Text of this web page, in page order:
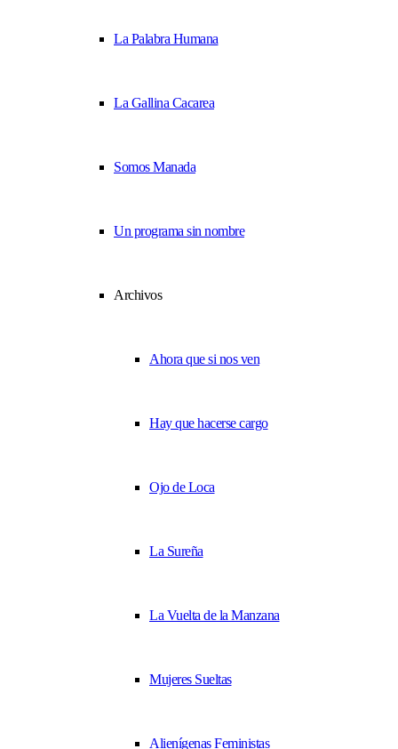
La Palabra Humana
La Gallina Cacarea
Somos Manada
Un programa sin nombre
Archivos
Ahora que si nos ven
Hay que hacerse cargo
Ojo de Loca
La Sureña
La Vuelta de la Manzana
Mujeres Sueltas
Alienígenas Feministas